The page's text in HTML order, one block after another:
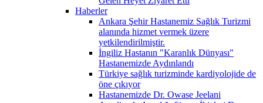
Haberler
Ankara Şehir Hastanemiz Sağlık Turizmi
alanında hizmet vermek üzere
yetkilendirilmiştir.
İngiliz Hastanın "Karanlık Dünyası"
Hastanemizde Aydınlandı
Türkiye sağlık turizminde kardiyolojide de
öne çıkıyor
Hastanemizde Dr. Owase Jeelani